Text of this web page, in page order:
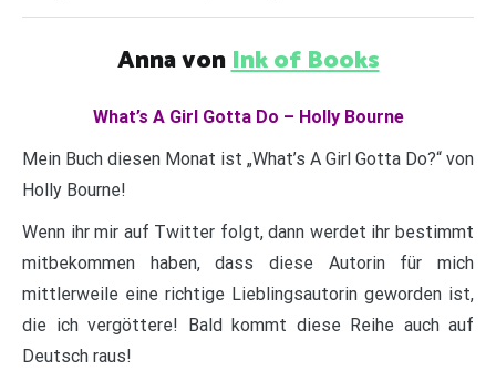
Anna vonInk of Books
What’s A Girl Gotta Do – Holly Bourne
Mein Buch diesen Monat ist „What’s A Girl Gotta Do?“ von
Holly Bourne!
Wenn ihr mir auf Twitter folgt, dann werdet ihr bestimmt
mitbekommen haben, dass diese Autorin für mich
mittlerweile eine richtige Lieblingsautorin geworden ist,
die ich vergöttere! Bald kommt diese Reihe auch auf
Deutsch raus!